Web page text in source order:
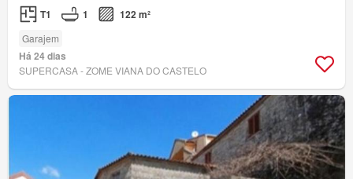
T1 1 122 m²
Garajem
Há 24 dias
SUPERCASA - ZOME VIANA DO CASTELO